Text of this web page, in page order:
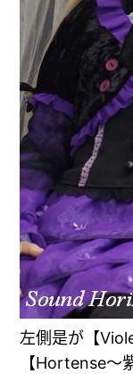
左側是が【
【Hortense～